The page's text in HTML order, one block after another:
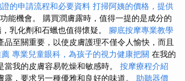
的申請流程和必要資料 打掃阿姨的價格，提供
能機會。 購買潤膚露時，值得一提的是成分的
乳化劑和石蠟也值得懷疑。 腳底按摩專業教學
至關重要，以使皮膚護理不僅令人愉快，而且
專業兒童眼科，為孩子的視力健康把關 在我的
我的皮膚容易乾燥和敏感時。 按摩療程介紹
，要求另一種優雅和良好的味道。 助聽器價